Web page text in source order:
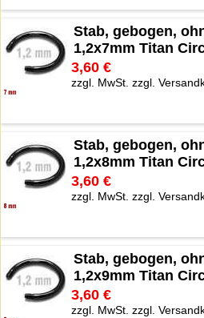
Stab, gebogen,
1,2x7mm Titan
3,60 €
zzgl. MwSt. zzgl.
Stab, gebogen,
1,2x8mm Titan
3,60 €
zzgl. MwSt. zzgl.
Stab, gebogen,
1,2x9mm Titan
3,60 €
zzgl. MwSt. zzgl.